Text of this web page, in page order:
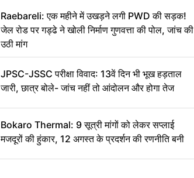
Raebareli: एक महीने में उखड़ने लगी PWD की सड़क!
जेल रोड पर गड्ढे ने खोली निर्माण गुणवत्ता की पोल, जांच की
उठी मांग
JPSC-JSSC परीक्षा विवाद: 13वें दिन भी भूख हड़ताल
जारी, छात्र बोले- जांच नहीं तो आंदोलन और होगा तेज
Bokaro Thermal: 9 सूत्री मांगों को लेकर सप्लाई
मजदूरों की हुंकार, 12 अगस्त के प्रदर्शन की रणनीति बनी